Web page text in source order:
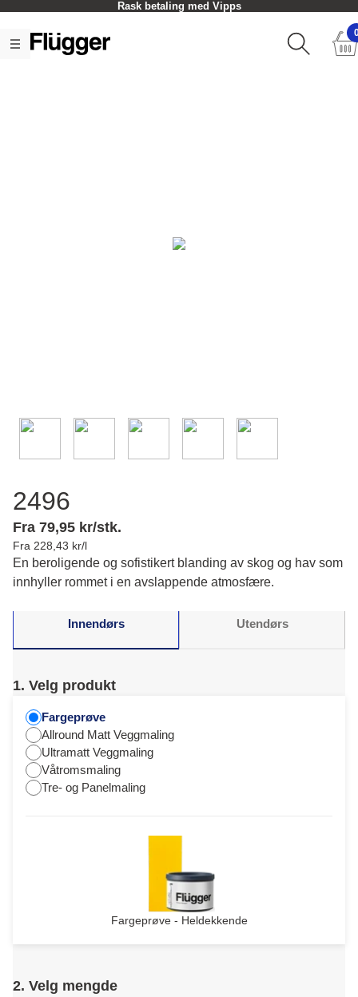
Rask betaling med Vipps
2496
Fra 79,95 kr/stk.
Fra 228,43 kr/l
En beroligende og sofistikert blanding av skog og hav som
innhyller rommet i en avslappende atmosfære.
Innendørs Utendørs
1. Velg produkt
Fargeprøve
Allround Matt Veggmaling
Ultramatt Veggmaling
Våtromsmaling
Tre- og Panelmaling
Fargeprøve - Heldekkende
2. Velg mengde